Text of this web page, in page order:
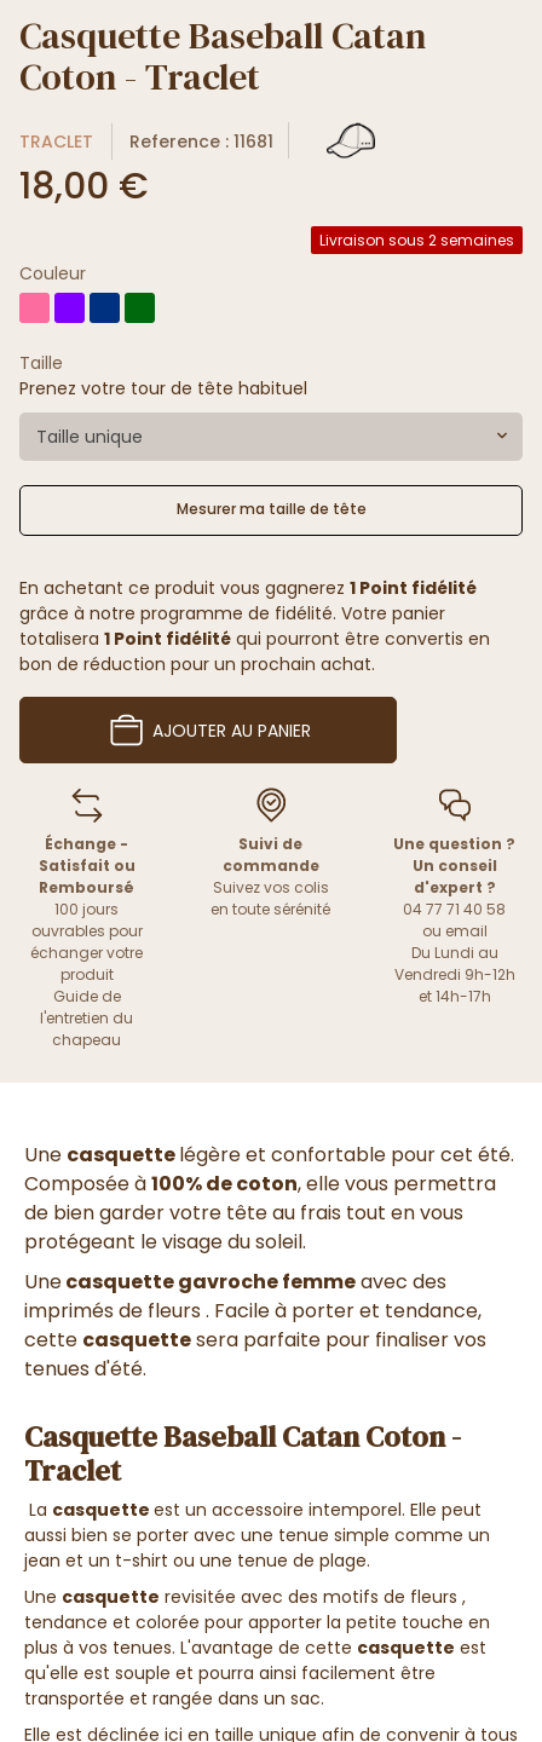
Casquette Baseball Catan
Coton - Traclet
TRACLET Reference : 11681
18,00 €
Livraison sous 2 semaines
Couleur
Taille
Prenez votre tour de tête habituel
Taille unique
Mesurer ma taille de tête
En achetant ce produit vous gagnerez 1 Point fidélité
grâce à notre programme de fidélité. Votre panier
totalisera 1 Point fidélité qui pourront être convertis en
bon de réduction pour un prochain achat.
AJOUTER AU PANIER
Échange -
Satisfait ou
Remboursé
100 jours
ouvrables pour
échanger votre
produit
Guide de
l'entretien du
chapeau
Suivi de
commande
Suivez vos colis
en toute sérénité
Une question ?
Un conseil
d'expert ?
04 77 71 40 58
ou email
Du Lundi au
Vendredi 9h-12h
et 14h-17h
Une casquettelégère et confortable pour cet été.
Composée à100% de coton, elle vous permettra
de bien garder votre tête au frais tout en vous
protégeant le visage du soleil.
Unecasquette gavroche femmeavec des
imprimés de fleurs . Facile à porter et tendance,
cette casquettesera parfaite pour finaliser vos
tenues d'été.
Casquette Baseball Catan Coton -
Traclet
La casquette est un accessoire intemporel. Elle peut
aussi bien se porter avec une tenue simple comme un
jean et un t-shirt ou une tenue de plage.
Une casquette revisitée avec des motifs de fleurs ,
tendance et colorée pour apporter la petite touche en
plus à vos tenues. L'avantage de cette casquette est
qu'elle est souple et pourra ainsi facilement être
transportée et rangée dans un sac.
Elle est déclinée ici en taille unique afin de convenir à tous